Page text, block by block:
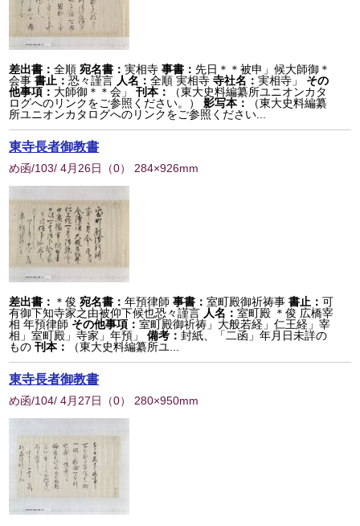
差出書：全順 宛名書：実相寺 事書：先日＊＊被申」候大師御＊
会事 書止：恐々謹言 人名：全順 実相寺 寺社名：実相寺」
その
他事項： 大師御＊＊会」 刊本：
（東大史料編纂所ユニオンカタ
ログへのリンクをご参照ください。）
影写本：
（東大史料編纂
所ユニオンカタログへのリンクをご参照ください...
東寺長者御教書
め函/103/ 4月26日 （0） 284×926mm
差出書： ＊俊 宛名書：年預律師 事書：室町殿御祈祷事 書止：可
有御下知寺家之由被仰下候也恐々謹言 人名：室町殿 ＊俊 広橋宰
相 年預律師 その他事項：室町殿御祈祷」大般若経」仁王経」宰
相」室町殿」寺家」年預」
備考：封紙、「二函」年月日未詳の
もの 刊本： （東大史料編纂所ユ...
東寺長者御教書
め函/104/ 4月27日 （0） 280×950mm